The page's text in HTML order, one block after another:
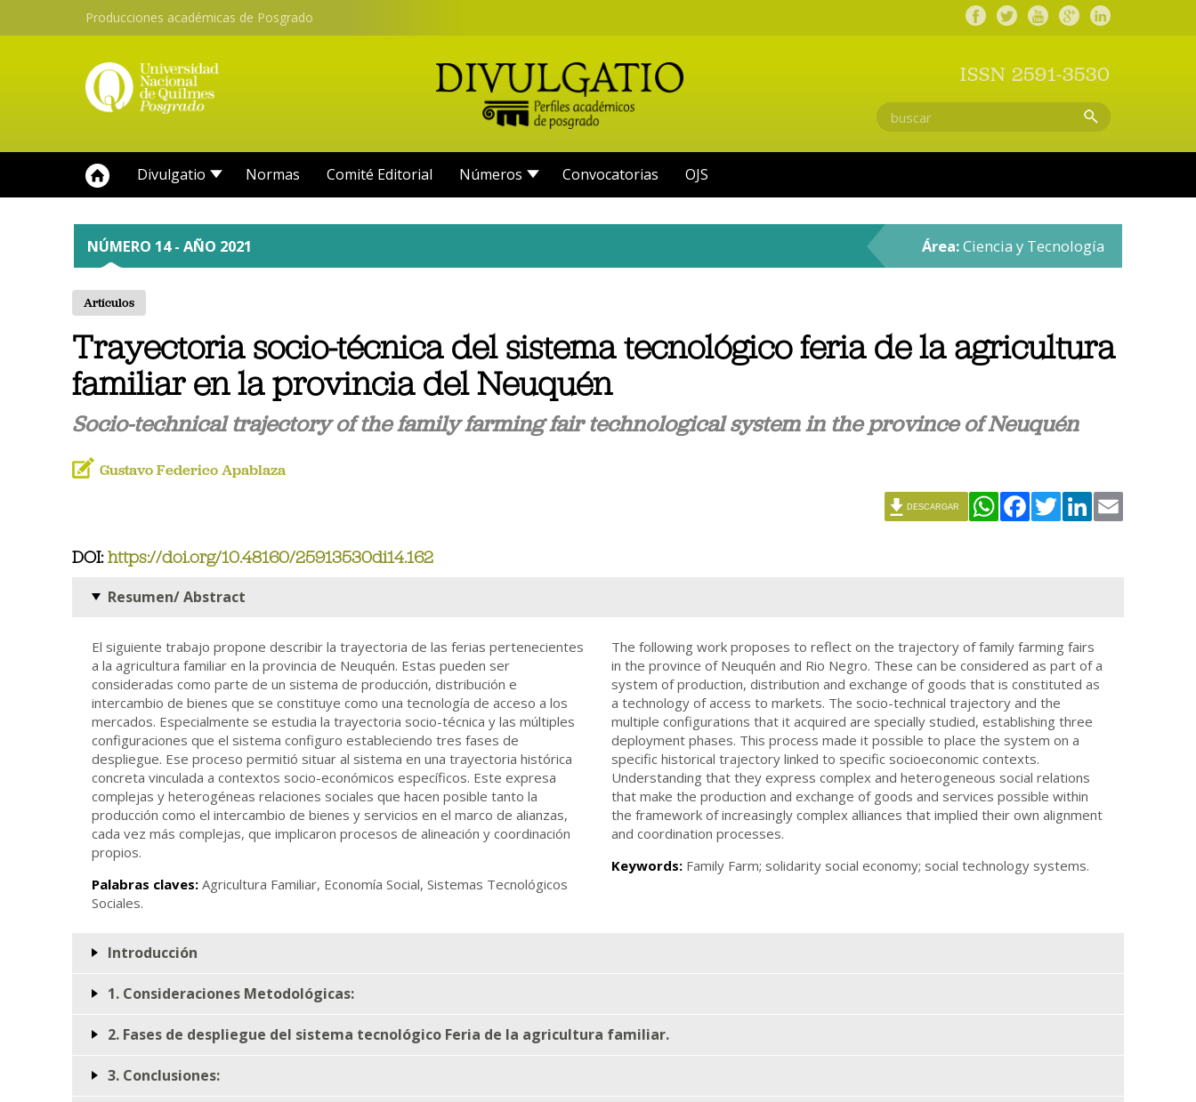
Producciones académicas de Posgrado
ISSN 2591-3530
Divulgatio Normas Comité Editorial Números Convocatorias OJS
NÚMERO 14 - AÑO 2021 Área:Ciencia y Tecnología
Artículos
Trayectoria socio-técnica del sistema tecnológico feria de la agricultura
familiar en la provincia del Neuquén
Socio-technical trajectory of the family farming fair technological system in the province of Neuquén
Gustavo Federico Apablaza
WhatsAppFacebookTwitterLinkedIn
DESCARGAR
DOI: https://doi.org/10.48160/25913530di14.162
Resumen/ Abstract
El siguiente trabajo propone describir la trayectoria de las ferias pertenecientes
a la agricultura familiar en la provincia de Neuquén. Estas pueden ser
consideradas como parte de un sistema de producción, distribución e
intercambio de bienes que se constituye como una tecnología de acceso a los
mercados. Especialmente se estudia la trayectoria socio-técnica y las múltiples
configuraciones que el sistema configuro estableciendo tres fases de
despliegue. Ese proceso permitió situar al sistema en una trayectoria histórica
concreta vinculada a contextos socio-económicos específicos. Este expresa
complejas y heterogéneas relaciones sociales que hacen posible tanto la
producción como el intercambio de bienes y servicios en el marco de alianzas,
cada vez más complejas, que implicaron procesos de alineación y coordinación
propios.
Palabras claves: Agricultura Familiar, Economía Social, Sistemas Tecnológicos
Sociales.
The following work proposes to reflect on the trajectory of family farming fairs
in the province of Neuquén and Rio Negro. These can be considered as part of a
system of production, distribution and exchange of goods that is constituted as
a technology of access to markets. The socio-technical trajectory and the
multiple configurations that it acquired are specially studied, establishing three
deployment phases. This process made it possible to place the system on a
specific historical trajectory linked to specific socioeconomic contexts.
Understanding that they express complex and heterogeneous social relations
that make the production and exchange of goods and services possible within
the framework of increasingly complex alliances that implied their own alignment
and coordination processes.
Keywords: Family Farm; solidarity social economy; social technology systems.
Introducción
1. Consideraciones Metodológicas:
2. Fases de despliegue del sistema tecnológico Feria de la agricultura familiar.
3. Conclusiones: